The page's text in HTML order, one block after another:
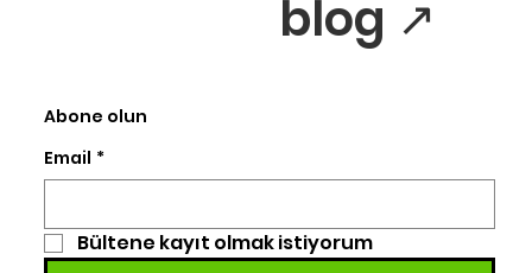
Abone olun
Email *
Bültene kayıt olmak istiyorum
blog ↗